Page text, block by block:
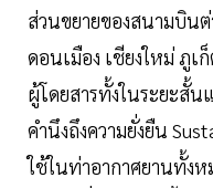
ส่วนขยายของสนามบิน
ดอนเมือง เชียงใหม่ ภู
ผู้โดยสารทั้งในระยะสั้น
คำนึงถึงความยั่งยืน
ใช้ในท่าอากาศยานทั้ง